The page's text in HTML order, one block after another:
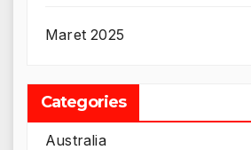
Maret 2025
Categories
Australia